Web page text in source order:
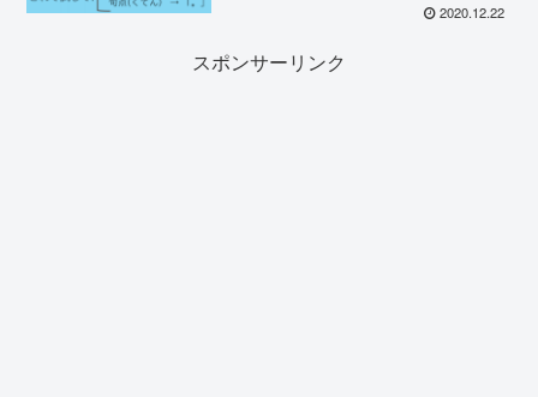
2020.12.22
スポンサーリンク